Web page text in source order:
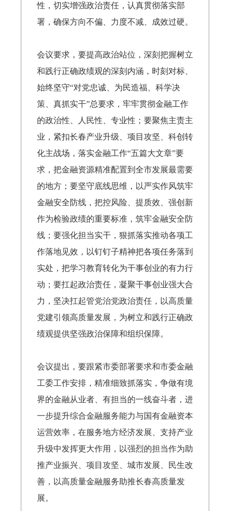
性，切实增强政治责任，认真贯彻落实部
署，确保方向不偏、力度不减、成效过硬。
会议要求，要提高政治站位，深刻把握树立
和践行正确政绩观的深刻内涵，时刻对标、
始终坚守“对党忠诚、为民造福、科学决
策、真抓实干”总要求，牢牢贯彻金融工作
的政治性、人民性、专业性；要聚焦主责主
业，紧扣长春产业升级、项目攻坚、科创转
化主战场，落实金融工作“五篇大文章”要
求，把金融资源精准配置到全市发展最需要
的地方；要坚守底线思维，以严实作风筑牢
金融安全防线，把控风险、提质效、强创新
作为检验政绩的重要标准，筑牢金融安全防
线；要强化担当实干，狠抓落实推动各项工
作落地见效，以钉钉子精神把各项任务落到
实处，把学习教育转化为干事创业的有力行
动；要扛起政治责任，凝聚干事创业强大合
力，坚决扛起管党治党政治责任，以高质量
党建引领高质量发展，为树立和践行正确政
绩观提供坚强政治保障和组织保障。
会议提出，要跟紧市委部署要求和市委金融
工委工作安排，精准细致抓落实，争做有境
界的金融从业者、有担当的一线奋斗者，进
一步提升综合金融服务能力与国有金融资本
运营效率，在服务地方经济发展、支持产业
升级中发挥更大作用，以强烈的担当作为助
推产业振兴、项目攻坚、城市发展、民生改
善，以高质量金融服务助推长春高质量发
展。